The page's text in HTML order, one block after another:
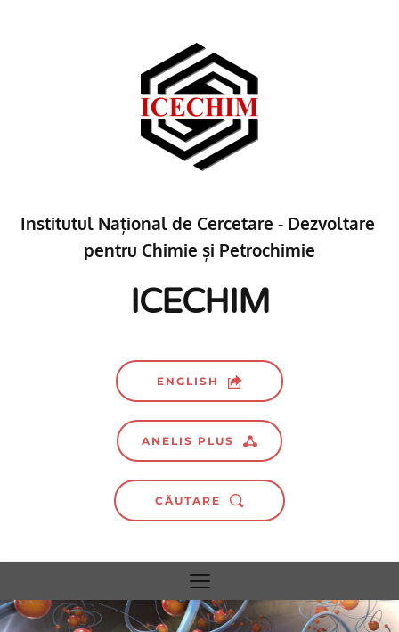
Institutul Național de Cercetare - Dezvoltare
pentru Chimie și Petrochimie
ICECHIM
ENGLISH
ANELIS PLUS
CĂUTARE